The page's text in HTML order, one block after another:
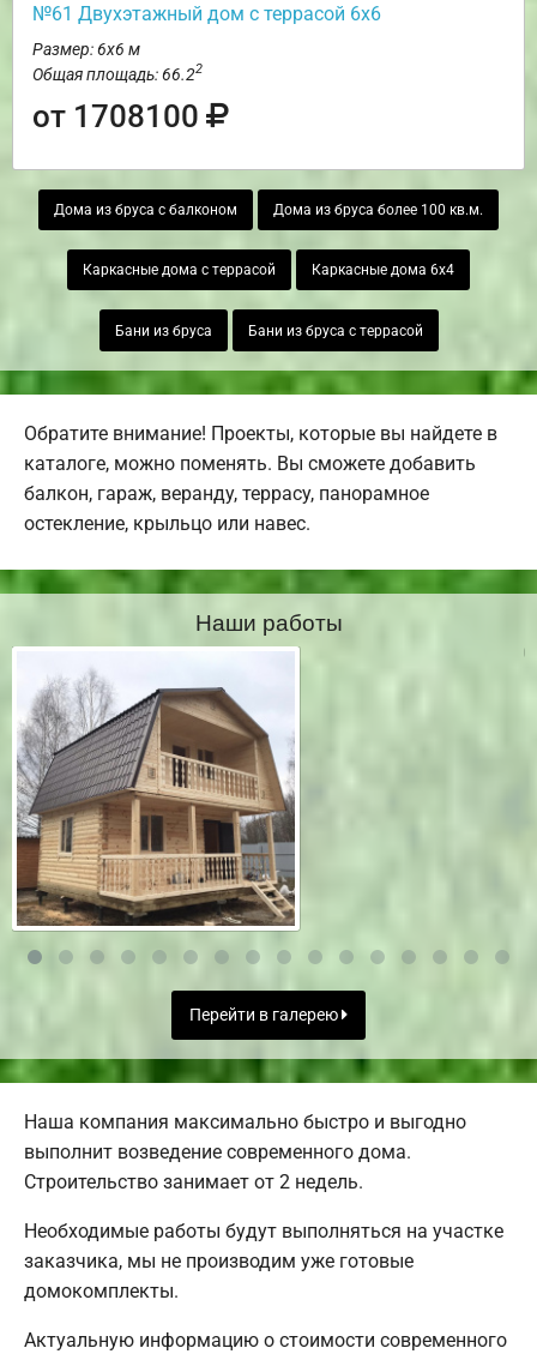
№61 Двухэтажный дом с террасой 6х6
Размер: 6х6 м
Общая площадь: 66.22
от 1708100
Дома из бруса с балконом Дома из бруса более 100 кв.м.
Каркасные дома с террасой Каркасные дома 6х4
Бани из бруса Бани из бруса с террасой
Обратите внимание! Проекты, которые вы найдете в
каталоге, можно поменять. Вы сможете добавить
балкон, гараж, веранду, террасу, панорамное
остекление, крыльцо или навес.
Наши работы
Перейти в галерею
Наша компания максимально быстро и выгодно
выполнит возведение современного дома.
Строительство занимает от 2 недель.
Необходимые работы будут выполняться на участке
заказчика, мы не производим уже готовые
домокомплекты.
Актуальную информацию о стоимости современного